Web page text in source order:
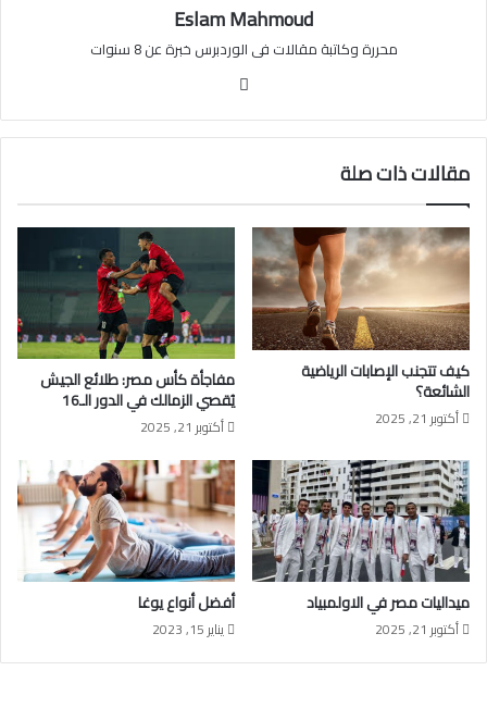
Eslam Mahmoud
محررة وكاتبة مقالات فى الوردبرس خبرة عن 8 سنوات
مقالات ذات صلة
كيف تتجنب الإصابات الرياضية
الشائعة؟
أكتوبر 21, 2025
مفاجأة كأس مصر: طلائع الجيش
يُقصي الزمالك في الدور الـ16
أكتوبر 21, 2025
ميداليات مصر في الاولمبياد
أكتوبر 21, 2025
أفضل أنواع يوغا
يناير 15, 2023